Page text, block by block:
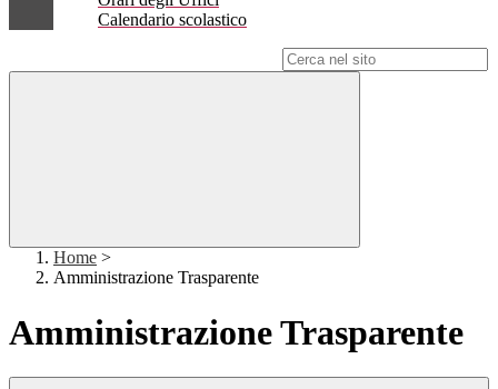
Calendario scolastico
Home >
Amministrazione Trasparente
Amministrazione Trasparente